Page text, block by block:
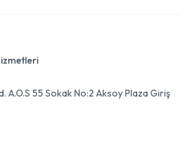
A.O.S 55 Sokak No:2 Aksoy Plaza Giriş